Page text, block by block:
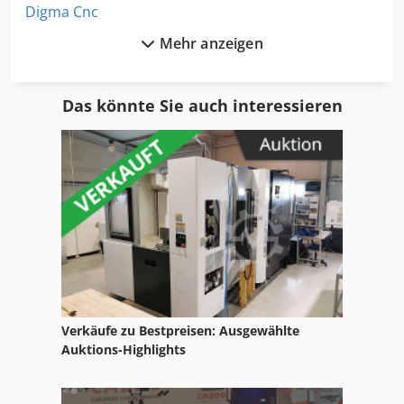
Digma Cnc
Dmg Drehmaschine
Dmg Ecoline
Dmg Milltap
Dmg Ntx
Doppelhaspel
Doppelspindel
Mehr anzeigen
Das könnte Sie auch interessieren
Verkäufe zu Bestpreisen: Ausgewählte
Auktions-Highlights